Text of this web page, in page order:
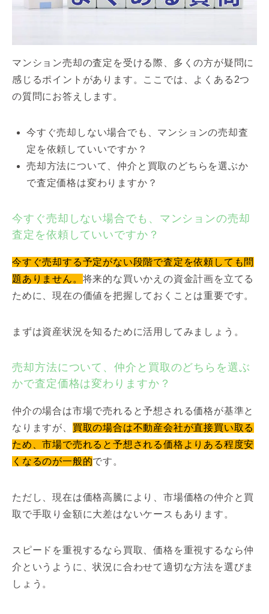
マンション売却の査定を受ける際、多くの方が疑問に
感じるポイントがあります。ここでは、よくある2つ
の質問にお答えします。
今すぐ売却しない場合でも、マンションの売却査
定を依頼していいですか？
売却方法について、仲介と買取のどちらを選ぶか
で査定価格は変わりますか？
今すぐ売却しない場合でも、マンションの売却
査定を依頼していいですか？
今すぐ売却する予定がない段階で査定を依頼しても問
題ありません。 将来的な買いかえの資金計画を立てる
ために、現在の価値を把握しておくことは重要です。
まずは資産状況を知るために活用してみましょう。
売却方法について、仲介と買取のどちらを選ぶ
かで査定価格は変わりますか？
仲介の場合は市場で売れると予想される価格が基準と
なりますが、 買取の場合は不動産会社が直接買い取る
ため、市場で売れると予想される価格よりある程度安
くなるのが一般的です。
ただし、現在は価格高騰により、市場価格の仲介と買
取で手取り金額に大差はないケースもあります。
スピードを重視するなら買取、価格を重視するなら仲
介というように、状況に合わせて適切な方法を選びま
しょう。